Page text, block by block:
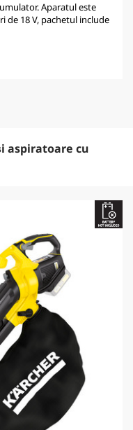
Aparatul este
18 V, pachetul include
aspiratoare cu